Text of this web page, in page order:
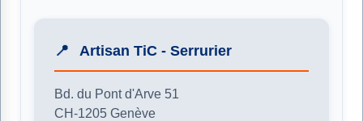
Artisan TiC - Serrurier
Bd. du Pont d'Arve 51
CH-1205 Genève